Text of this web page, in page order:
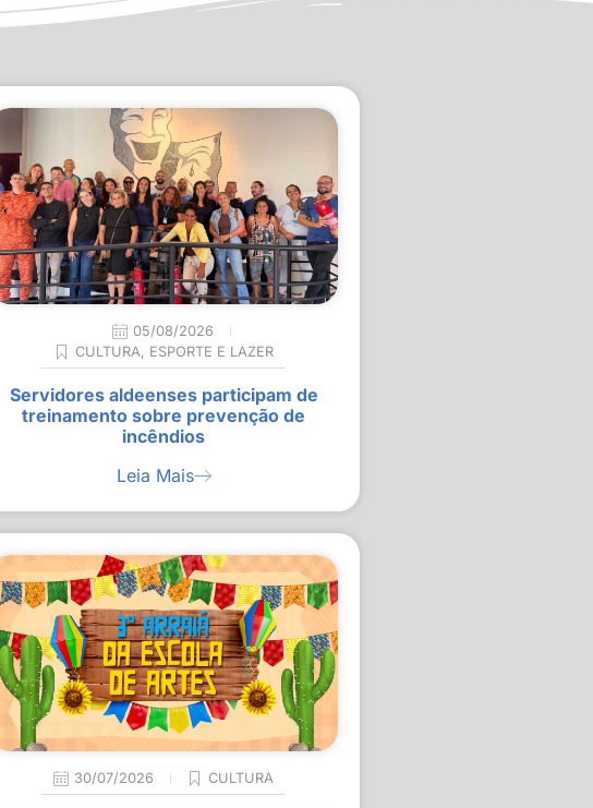
05/08/2026
CULTURA, ESPORTE E LAZER
Servidores aldeenses participam de
treinamento sobre prevenção de
incêndios
Leia Mais
30/07/2026 CULTURA